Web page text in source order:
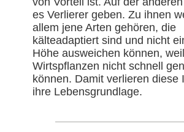
es Verlierer geben. Zu ihnen
allem jene Arten gehören, die
kälteadaptiert sind und nicht
Höhe ausweichen können,
Wirtspflanzen nicht schnell
können. Damit verlieren diese
ihre Lebensgrundlage.